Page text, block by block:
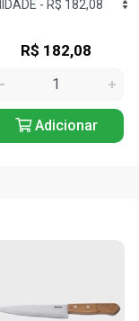
R$ 182,08
Adicionar